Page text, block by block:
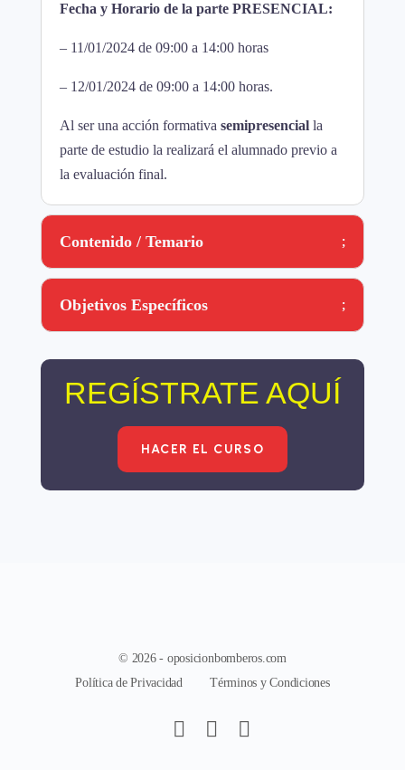
Fecha y Horario de la parte PRESENCIAL:
– 11/01/2024 de 09:00 a 14:00 horas
– 12/01/2024 de 09:00 a 14:00 horas.
Al ser una acción formativa semipresencialla
parte de estudio la realizará el alumnado previo a
la evaluación final.
Contenido / Temario
Objetivos Específicos
REGÍSTRATE AQUÍ
HACER EL CURSO
© 2026 - oposicionbomberos.com
Política de Privacidad
Términos y Condiciones